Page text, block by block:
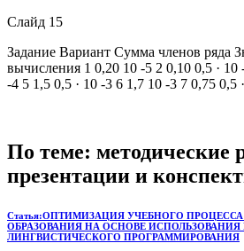
Слайд 15
Задание Вариант Сумма членов ряда
вычисления 1 0,20 10 -5 2 0,10 0,5 · 10
-4 5 1,5 0,5 · 10 -3 6 1,7 10 -3 7 0,75 0,5
По теме: методические
презентации и
Статья:ОПТИМИЗАЦИЯ УЧЕБНОГО
ОБРАЗОВАНИЯ НА ОСНОВЕ ИСПОЛЬЗОВАНИЯ
ЛИНГВИСТИЧЕСКОГО ПРОГРАММИРОВАНИЯ